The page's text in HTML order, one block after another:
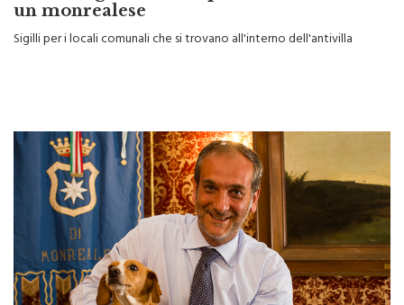
Sigilli per i locali comunali che si trovano all'interno dell'antivilla